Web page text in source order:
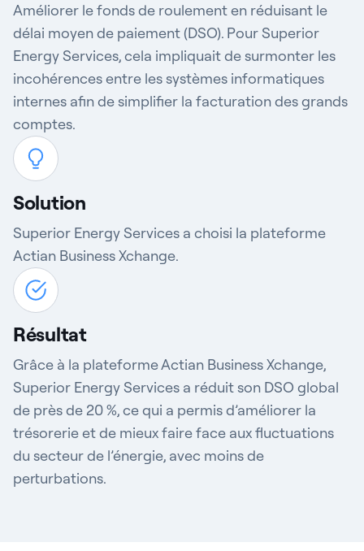
Améliorer le fonds de roulement en réduisant le
délai moyen de paiement (DSO). Pour Superior
Energy Services, cela impliquait de surmonter les
incohérences entre les systèmes informatiques
internes afin de simplifier la facturation des grands
comptes.
Solution
Superior Energy Services a choisi la plateforme
Actian Business Xchange.
Résultat
Grâce à la plateforme Actian Business Xchange,
Superior Energy Services a réduit son DSO global
de près de 20 %, ce qui a permis d’améliorer la
trésorerie et de mieux faire face aux fluctuations
du secteur de l’énergie, avec moins de
perturbations.